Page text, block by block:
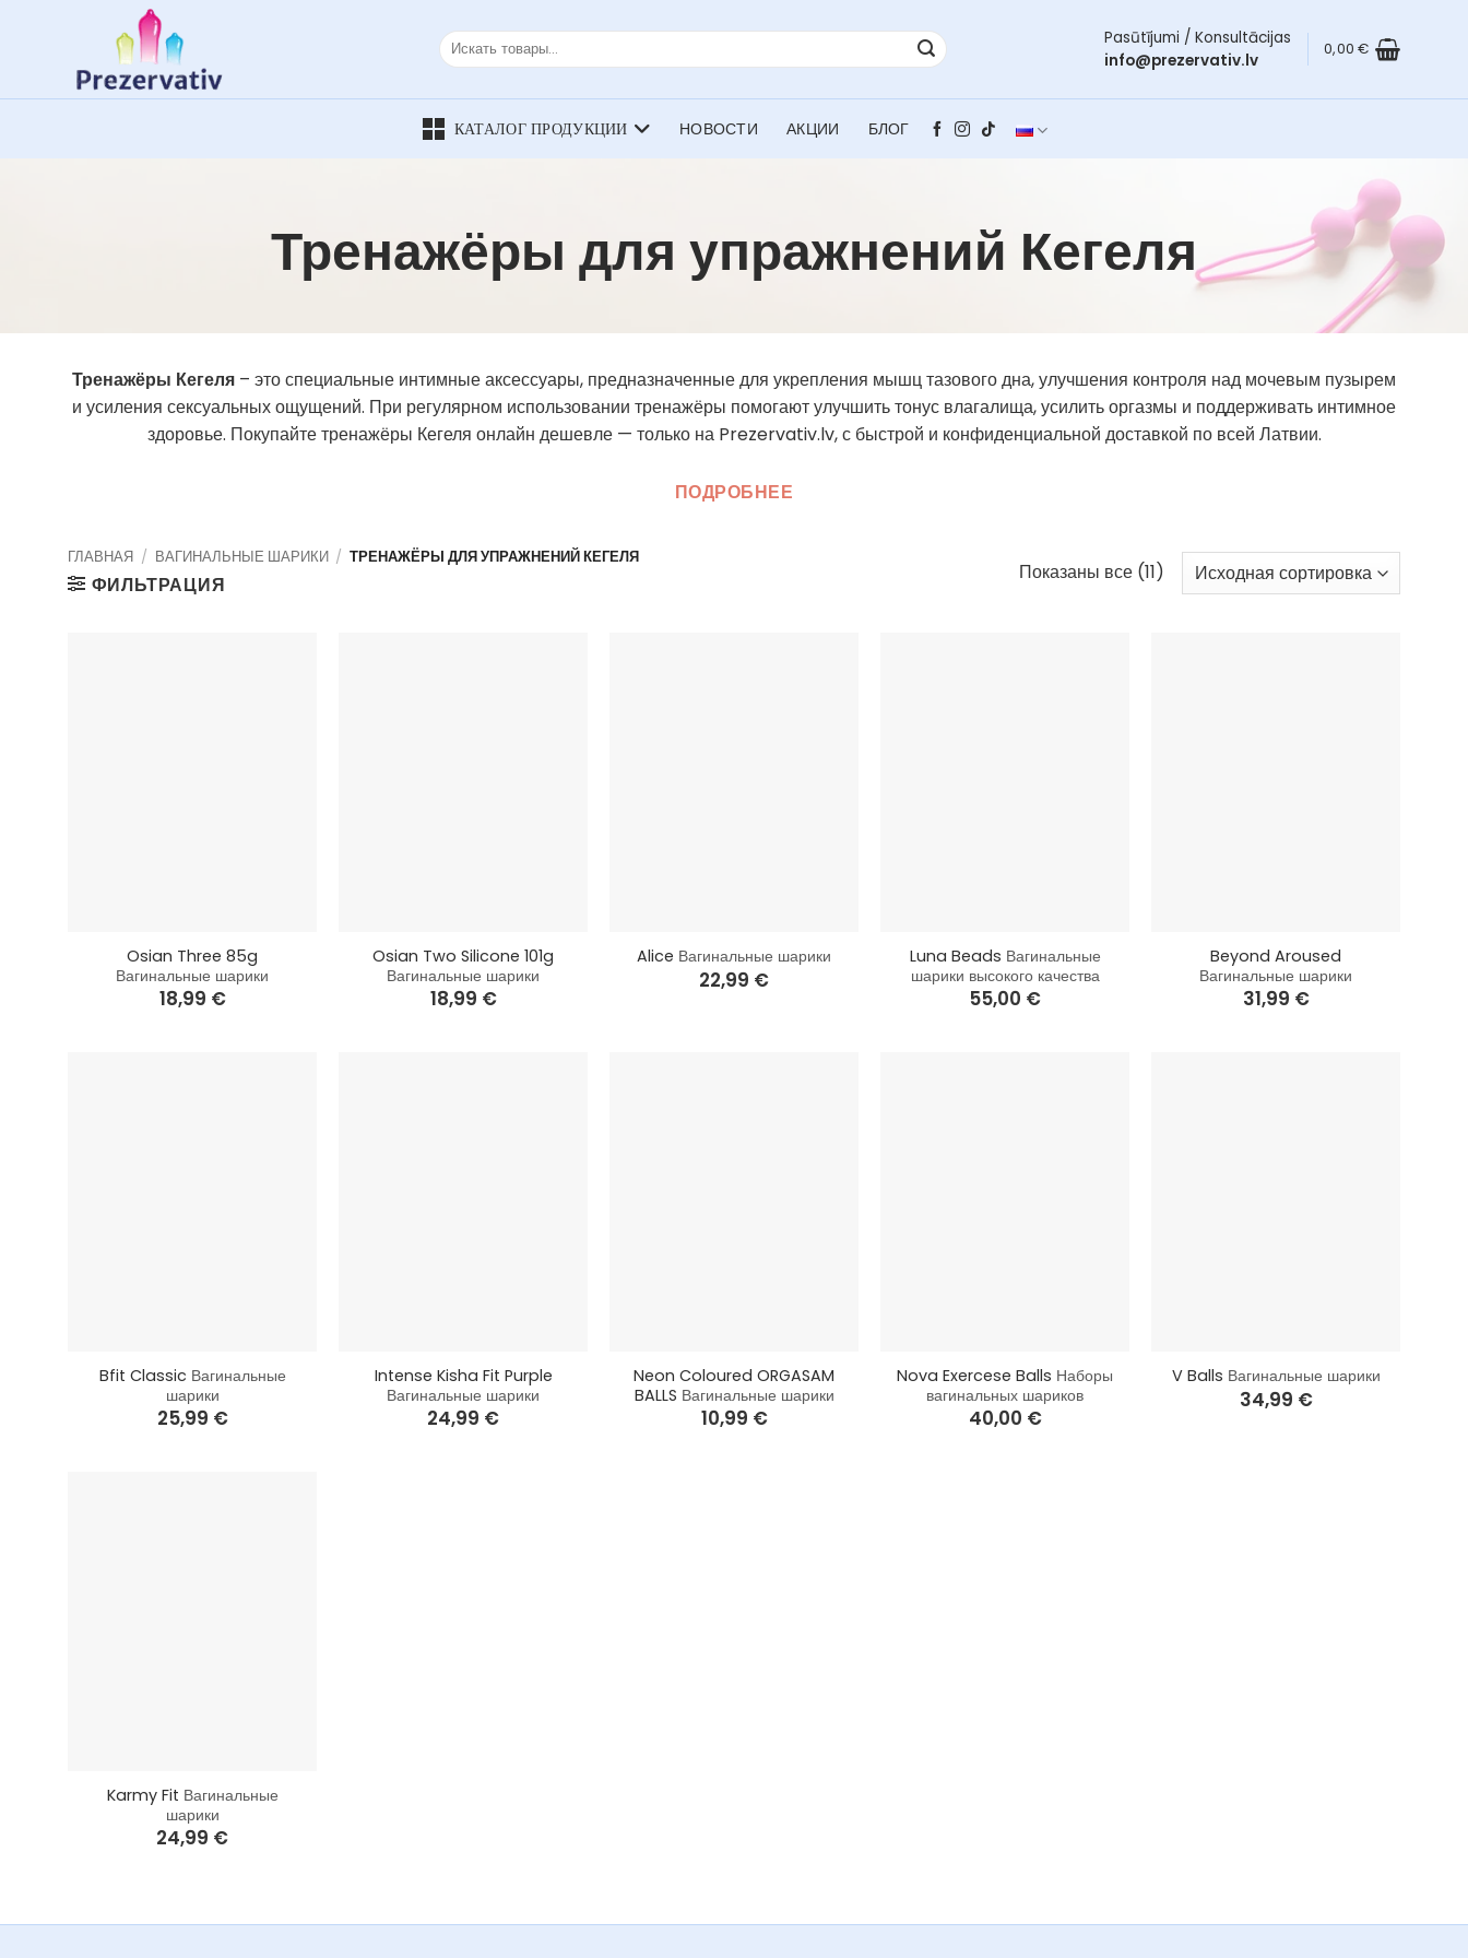
Искать:
Pasūtījumi / Konsultācijas
info@prezervativ.lv
0,00€
НОВОСТИ АКЦИИ БЛОГ
Тренажёры для упражнений Кегеля
Тренажёры Кегеля – это специальные интимные аксессуары, предназначенные для укрепления мышц тазового дна, улучшения контроля над мочевым пузырем
и усиления сексуальных ощущений. При регулярном использовании тренажёры помогают улучшить тонус влагалища, усилить оргазмы и поддерживать интимное
здоровье. Покупайте тренажёры Кегеля онлайн дешевле — только на Prezervativ.lv, с быстрой и конфиденциальной доставкой по всей Латвии.
ПОДРОБНЕЕ
ГЛАВНАЯ / ВАГИНАЛЬНЫЕ ШАРИКИ / ТРЕНАЖЁРЫ ДЛЯ УПРАЖНЕНИЙ КЕГЕЛЯ
ФИЛЬТРАЦИЯ
Показаны все (11)
Osian Three 85g
Вагинальные шарики
18,99 €
Osian Two Silicone 101g
Вагинальные шарики
18,99 €
Alice Вагинальные шарики
22,99 €
Luna Beads Вагинальные
шарики высокого качества
55,00 €
Beyond Aroused
Вагинальные шарики
31,99 €
Bfit Classic Вагинальные
шарики
25,99 €
Intense Kisha Fit Purple
Вагинальные шарики
24,99 €
Neon Coloured ORGASAM
BALLS Вагинальные шарики
10,99 €
Nova Exercese Balls Наборы
вагинальных шариков
40,00 €
V Balls Вагинальные шарики
34,99 €
Karmy Fit Вагинальные
шарики
24,99 €